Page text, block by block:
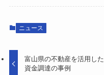
ニュース
富山県の不動産を活用した
資金調達の事例